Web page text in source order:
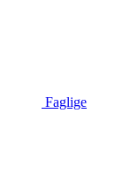
Faglige